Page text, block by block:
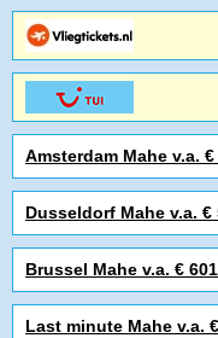
Amsterdam Mahe v.a. €
Dusseldorf Mahe v.a. €
Brussel Mahe v.a. €
Last minute Mahe v.a.